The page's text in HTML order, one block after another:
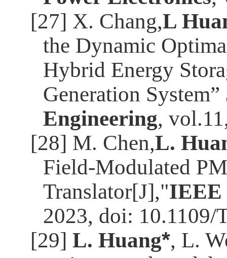
[27] X. Chang,L
the Dynamic
Hybrid Energy
Generation System”
Engineering,
[28] M. Chen,L.
Field-Modulated
Translator[J],"IEEE
2023, doi:
[29] L. Huang*, L.